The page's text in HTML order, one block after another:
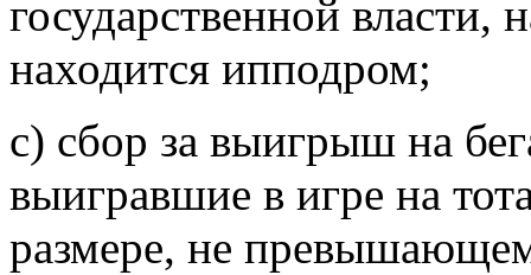
государственной власти,
находится ипподром;
с) сбор за выигрыш на
выигравшие в игре на
размере, не